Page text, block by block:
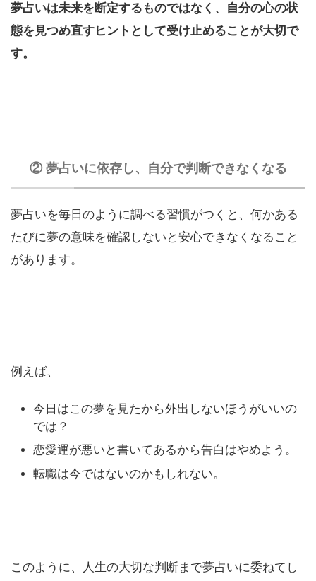
夢占いは未来を断定するものではなく、自分の心の状
態を見つめ直すヒントとして受け止めることが大切で
す。
② 夢占いに依存し、自分で判断できなくなる
夢占いを毎日のように調べる習慣がつくと、何かある
たびに夢の意味を確認しないと安心できなくなること
があります。
例えば、
今日はこの夢を見たから外出しないほうがいいの
では？
恋愛運が悪いと書いてあるから告白はやめよう。
転職は今ではないのかもしれない。
このように、人生の大切な判断まで夢占いに委ねてし